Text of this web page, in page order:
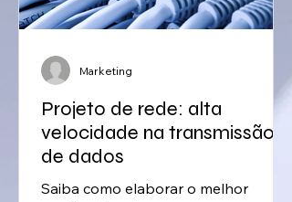
Projeto de rede: alta
velocidade na transmissão
de dados
Marketing